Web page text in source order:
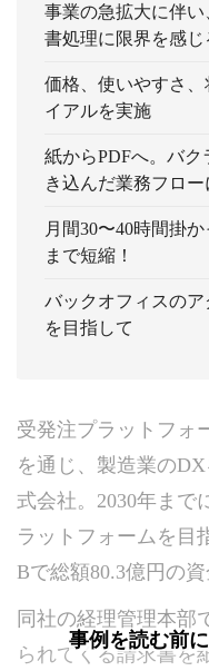
事業の急拡大に伴
書処理に限界を感じ
価格、使いやすさ
イアルを実施
紙からPDFへ。バ
き込んだ業務フロ
月間30〜40時間掛
まで短縮！
バックオフィスの
を目指して
受発注プラットフォ
を通じ、製造業の
式会社。2030年まで
ラットフォームを目
Bで総額80.3億円の
同社の経理管理本部
られてくる請求書を
事例を読む前